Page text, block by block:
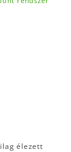
élezett